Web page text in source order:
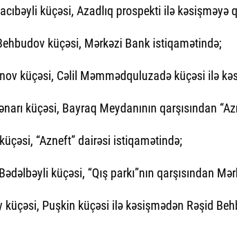
küçəsi, Azadlıq prospekti ilə kəsişməyə
küçəsi, Mərkəzi Bank istiqamətində;
küçəsi, Cəlil Məmmədquluzadə küçəsi ilə
küçəsi, Bayraq Meydanının qarşısından
“Azneft” dairəsi istiqamətində;
küçəsi, “Qış parkı”nın qarşısından
küçəsi, Puşkin küçəsi ilə kəsişmədən Rəşid